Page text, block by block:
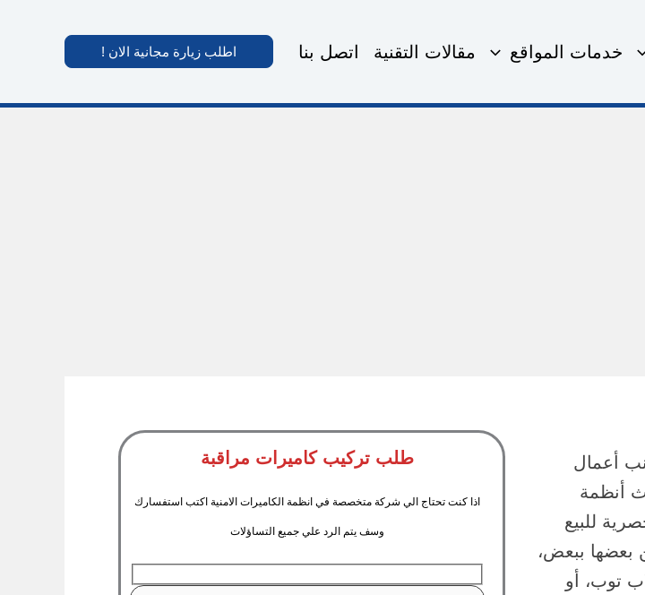
خدمات المواقع مقالات التقنية اتصل بنا اطلب زيارة مجانية الان !
أعمال
أنظمة
للبيع
بعضها ببعض،
توب، أو
طلب تركيب كاميرات مراقبة
اذا كنت تحتاج الي شركة متخصصة في انظمة الكاميرات الامنية اكتب استفسارك
وسف يتم الرد علي جميع التساؤلات